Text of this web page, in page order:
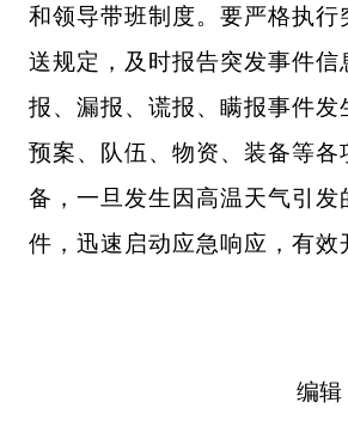
和领导带班制度。要严格执行
送规定，及时报告突发事件信
报、漏报、谎报、瞒报事件发
预案、队伍、物资、装备等各
备，一旦发生因高温天气引发
件，迅速启动应急响应，有效
编辑